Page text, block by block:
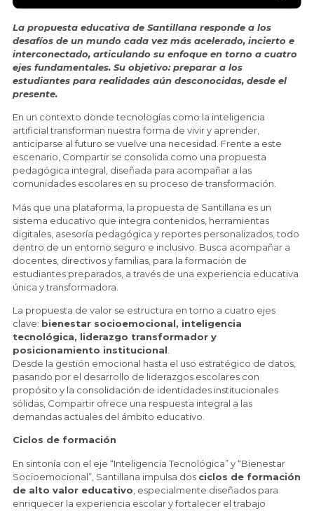
La propuesta educativa de Santillana responde a los
desafíos de un mundo cada vez más acelerado, incierto e
interconectado, articulando su enfoque en torno a cuatro
ejes fundamentales. Su objetivo: preparar a los
estudiantes para realidades aún desconocidas, desde el
presente.
En un contexto donde tecnologías como la inteligencia
artificial transforman nuestra forma de vivir y aprender,
anticiparse al futuro se vuelve una necesidad. Frente a este
escenario, Compartir se consolida como una propuesta
pedagógica integral, diseñada para acompañar a las
comunidades escolares en su proceso de transformación.
Más que una plataforma, la propuesta de Santillana es un
sistema educativo que integra contenidos, herramientas
digitales, asesoría pedagógica y reportes personalizados, todo
dentro de un entorno seguro e inclusivo. Busca acompañar a
docentes, directivos y familias, para la formación de
estudiantes preparados, a través de una experiencia educativa
única y transformadora.
La propuesta de valor se estructura en torno a cuatro ejes
clave: bienestar socioemocional, inteligencia
tecnológica, liderazgo transformador y
posicionamiento institucional
Desde la gestión emocional hasta el uso estratégico de datos,
pasando por el desarrollo de liderazgos escolares con
propósito y la consolidación de identidades institucionales
sólidas, Compartir ofrece una respuesta integral a las
demandas actuales del ámbito educativo.
Ciclos de formación
En sintonía con el eje “Inteligencia Tecnológica” y “Bienestar
Socioemocional”, Santillana impulsa dos ciclos de formación
de alto valor educativo , especialmente diseñados para
enriquecer la experiencia escolar y fortalecer el trabajo